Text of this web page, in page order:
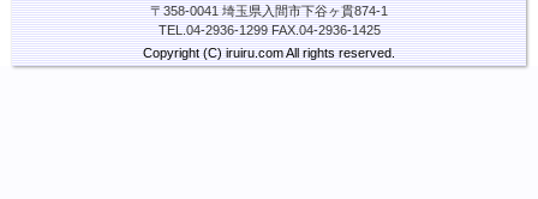
〒358-0041 埼玉県入間市下谷ヶ貫874-1
TEL.04-2936-1299 FAX.04-2936-1425
Copyright (C) iruiru.com All rights reserved.